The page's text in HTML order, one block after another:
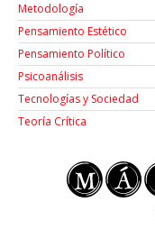
Metodología
Pensamiento Estético
Pensamiento Político
Psicoanálisis
Tecnologías y Sociedad
Teoría Crítica